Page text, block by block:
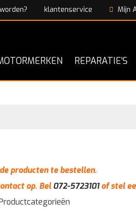
klantenservice Mijn
REPARATIE’S
producten te bestellen.
op. Bel072-5723101of stel